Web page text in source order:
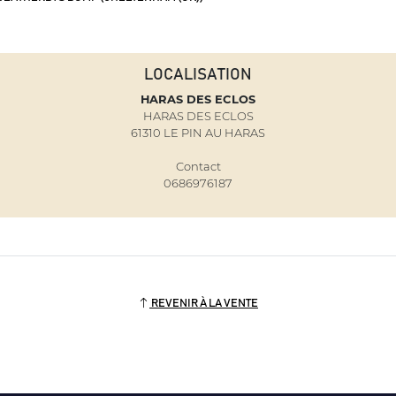
LOCALISATION
HARAS DES ECLOS
HARAS DES ECLOS
61310 LE PIN AU HARAS
Contact
0686976187
REVENIR À LA VENTE